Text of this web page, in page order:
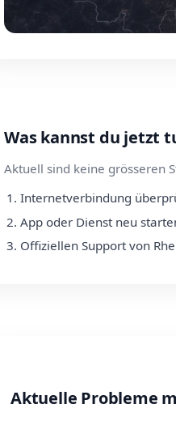
Was kannst du jetzt
Aktuell sind keine grösseren
Internetverbindung
App oder Dienst neu
Offiziellen Support von
Aktuelle Probleme